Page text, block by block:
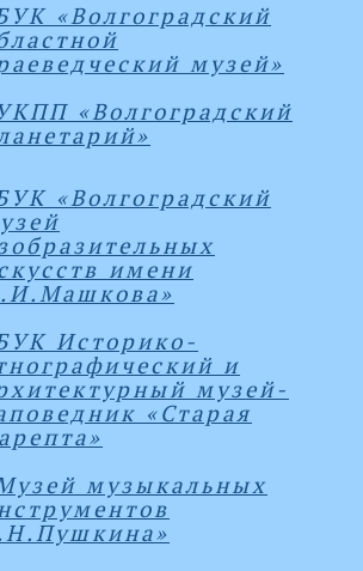
«Волгоградский
музей»
«Волгоградский
«Волгоградский
имени
Историко-
и
музей-
«Старая
музыкальных